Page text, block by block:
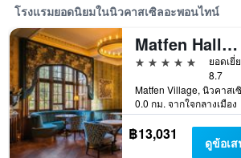
โรงแรมยอดนิยมในนิวคาสเซิลอะพอนไทน์
Matfen Hall Hotel, Golf & Spa
5 ดาว
ยอดเยี่
8.7
0.0 กม. จากใจกลางเมือง
฿13,031 ดูข้อเ